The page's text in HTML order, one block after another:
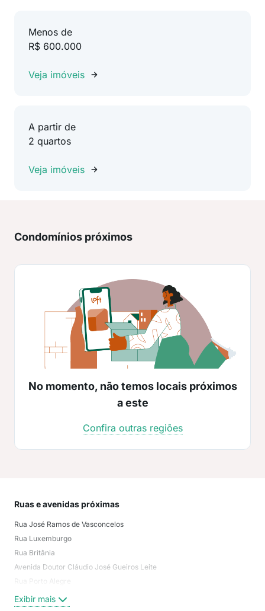
Menos de
R$ 600.000
Veja imóveis
A partir de
2 quartos
Veja imóveis
Condomínios próximos
No momento, não temos locais próximos
a este
Confira outras regiões
Ruas e avenidas próximas
Rua José Ramos de Vasconcelos
Rua Luxemburgo
Rua Britânia
Avenida Doutor Cláudio José Gueiros Leite
Rua Porto Alegre
Exibir mais